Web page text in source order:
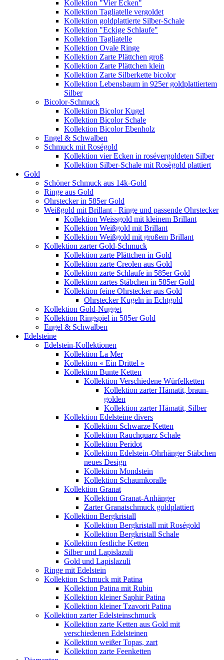
Kollektion "Vier Ecken"
Kollektion Tagliatelle vergoldet
Kollektion goldplattierte Silber-Schale
Kollektion "Eckige Schlaufe"
Kollektion Tagliatelle
Kollektion Ovale Ringe
Kollektion Zarte Plättchen groß
Kollektion Zarte Plättchen klein
Kollektion Zarte Silberkette bicolor
Kollektion Lebensbaum in 925er goldplattiertem
Silber
Bicolor-Schmuck
Kollektion Bicolor Kugel
Kollektion Bicolor Schale
Kollektion Bicolor Ebenholz
Engel & Schwalben
Schmuck mit Roségold
Kollektion vier Ecken in rosévergoldeten Silber
Kollektion Silber-Schale mit Rosègold plattiert
Gold
Schöner Schmuck aus 14k-Gold
Ringe aus Gold
Ohrstecker in 585er Gold
Weißgold mit Brillant - Ringe und passende Ohrstecker
Kollektion Weissgold mit kleinem Brillant
Kollektion Weißgold mit Brillant
Kollektion Weißgold mit großem Brillant
Kollektion zarter Gold-Schmuck
Kollektion zarte Plättchen in Gold
Kollektion zarte Creolen aus Gold
Kollektion zarte Schlaufe in 585er Gold
Kollektion zartes Stäbchen in 585er Gold
Kollektion feine Ohrstecker aus Gold
Ohrstecker Kugeln in Echtgold
Kollektion Gold-Nugget
Kollektion Ringspiel in 585er Gold
Engel & Schwalben
Edelsteine
Edelstein-Kollektionen
Kollektion La Mer
Kollektion « Ein Drittel »
Kollektion Bunte Ketten
Kollektion Verschiedene Würfelketten
Kollektion zarter Hämatit, braun-
golden
Kollektion zarter Hämatit, Silber
Kollektion Edelsteine divers
Kollektion Schwarze Ketten
Kollektion Rauchquarz Schale
Kollektion Peridot
Kollektion Edelstein-Ohrhänger Stäbchen
neues Design
Kollektion Mondstein
Kollektion Schaumkoralle
Kollektion Granat
Kollektion Granat-Anhänger
Zarter Granatschmuck goldplattiert
Kollektion Bergkristall
Kollektion Bergkristall mit Roségold
Kollektion Bergkristall Schale
Kollektion festliche Ketten
Silber und Lapislazuli
Gold und Lapislazuli
Ringe mit Edelstein
Kollektion Schmuck mit Patina
Kollektion Patina mit Rubin
Kollektion kleiner Saphir Patina
Kollektion kleiner Tzavorit Patina
Kollektion zarter Edelsteinschmuck
Kollektion zarte Ketten aus Gold mit
verschiedenen Edelsteinen
Kollektion weißer Topas, zart
Kollektion zarte Feenketten